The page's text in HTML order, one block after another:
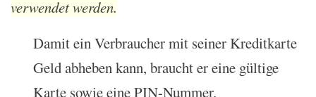
verwendet werden.
Damit ein Verbraucher mit seiner Kreditkarte
Geld abheben kann, braucht er eine gültige
Karte sowie eine PIN-Nummer.